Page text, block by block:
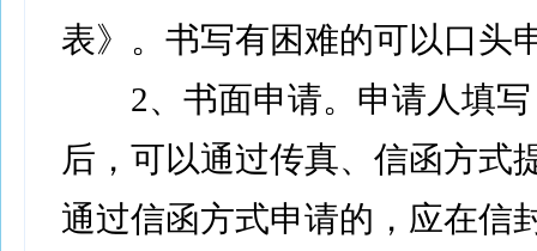
表》。书写有困难的可以口头
2、书面申请。申请人填写
后，可以通过传真、信函方式
通过信函方式申请的，应在信